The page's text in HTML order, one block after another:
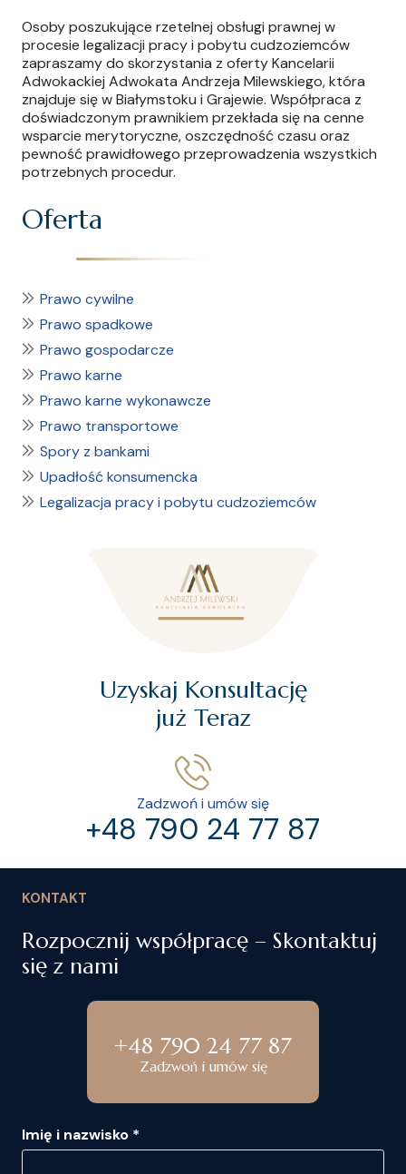
Osoby poszukujące rzetelnej obsługi prawnej w
procesie legalizacji pracy i pobytu cudzoziemców
zapraszamy do skorzystania z oferty Kancelarii
Adwokackiej Adwokata Andrzeja Milewskiego, która
znajduje się w Białymstoku i Grajewie. Współpraca z
doświadczonym prawnikiem przekłada się na cenne
wsparcie merytoryczne, oszczędność czasu oraz
pewność prawidłowego przeprowadzenia wszystkich
potrzebnych procedur.
Oferta
Prawo cywilne
Prawo spadkowe
Prawo gospodarcze
Prawo karne
Prawo karne wykonawcze
Prawo transportowe
Spory z bankami
Upadłość konsumencka
Legalizacja pracy i pobytu cudzoziemców
Uzyskaj Konsultację
już Teraz
Zadzwoń i umów się
+48 790 24 77 87
KONTAKT
Rozpocznij współpracę – Skontaktuj
się z nami
+48 790 24 77 87
Zadzwoń i umów się
Imię i nazwisko *